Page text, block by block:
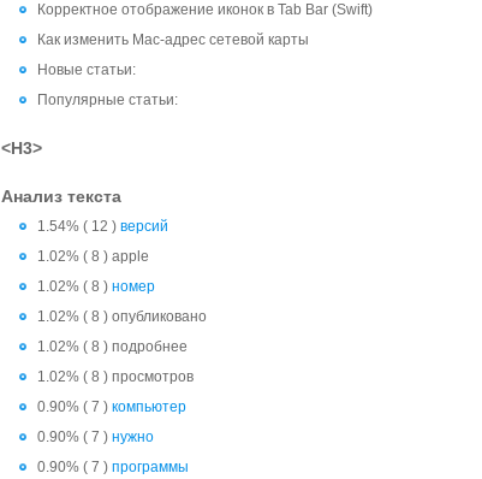
Корректное отображение иконок в Tab Bar (Swift)
Как изменить Mac-адрес сетевой карты
Новые статьи:
Популярные статьи:
<H3>
Анализ текста
1.54% ( 12 )версий
1.02% ( 8 ) apple
1.02% ( 8 )номер
1.02% ( 8 ) опубликовано
1.02% ( 8 ) подробнее
1.02% ( 8 ) просмотров
0.90% ( 7 )компьютер
0.90% ( 7 )нужно
0.90% ( 7 )программы